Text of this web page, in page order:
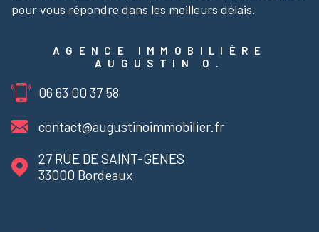
pour vous répondre dans les meilleurs délais.
AGENCE IMMOBILIÈRE
AUGUSTIN O.
06 63 00 37 58
contact@augustinoimmobilier.fr
27 RUE DE SAINT-GENES
33000
Bordeaux